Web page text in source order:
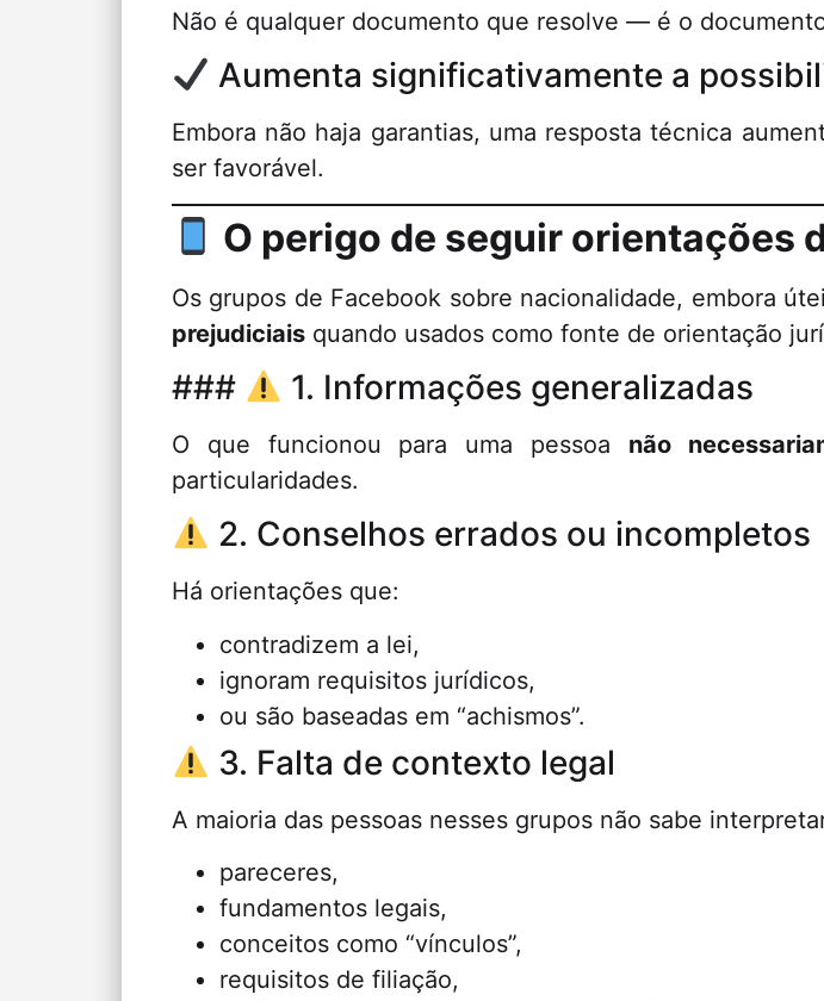
Não é qualquer documento que resolve — é o
Aumenta significativamente a
Embora não haja garantias, uma resposta técnica
ser favorável.
O perigo de seguir orientações
Os grupos de Facebook sobre nacionalidade, embora
prejudiciais quando usados como fonte de orientação
### 1. Informações generalizadas
O que funcionou para uma pessoa não
particularidades.
2. Conselhos errados ou incompletos
Há orientações que:
contradizem a lei,
ignoram requisitos jurídicos,
ou são baseadas em “achismos”.
3. Falta de contexto legal
A maioria das pessoas nesses grupos não sabe
pareceres,
fundamentos legais,
conceitos como “vínculos”,
requisitos de filiação,